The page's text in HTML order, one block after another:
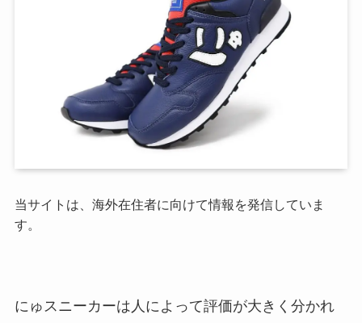
当サイトは、海外在住者に向けて情報を発信していま
す。
にゅスニーカーは人によって評価が大きく分かれ